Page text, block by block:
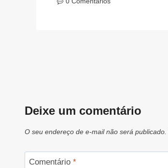
Deixe um comentário
O seu endereço de e-mail não será publicado.
Comentário *